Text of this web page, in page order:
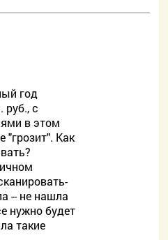
год
руб., с
в этом
"грозит". Как
-- не нашла
нужно будет
такие